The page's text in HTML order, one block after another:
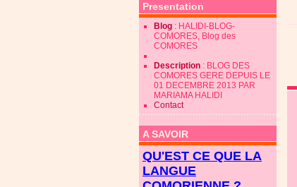
Presentation
Blog : HALIDI-BLOG-
COMORES, Blog des
COMORES
Description : BLOG DES
COMORES GERE DEPUIS LE
01 DECEMBRE 2013 PAR
MARIAMA HALIDI
Contact
A SAVOIR
QU'EST CE QUE LA
LANGUE